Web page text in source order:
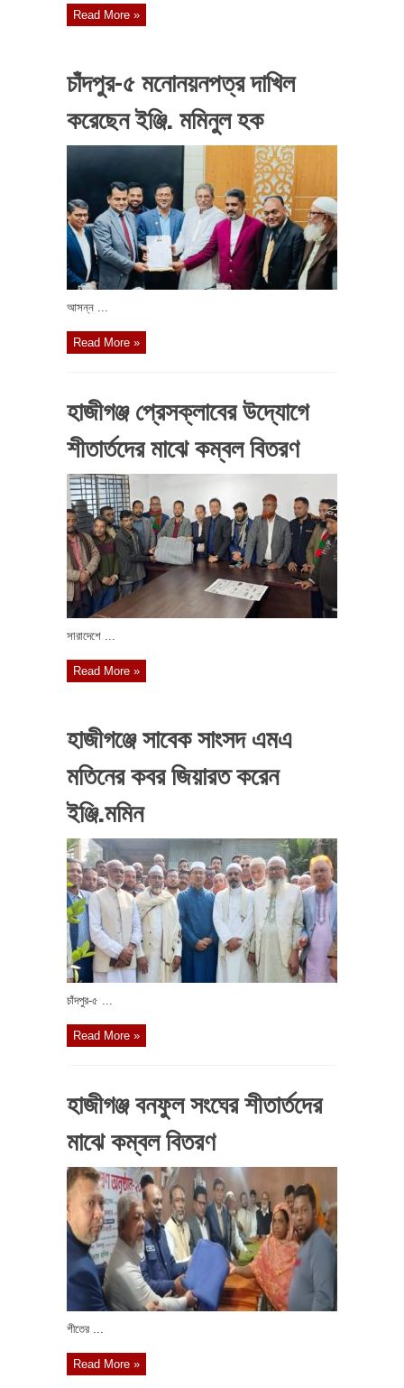
Read More »
চাঁদপুর-৫ মনোনয়নপত্র দাখিল
করেছেন ইঞ্জি. মমিনুল হক
আসন্ন ...
Read More »
হাজীগঞ্জ প্রেসক্লাবের উদ্যোগে
শীতার্তদের মাঝে কম্বল বিতরণ
সারাদেশে ...
Read More »
হাজীগঞ্জে সাবেক সাংসদ এমএ
মতিনের কবর জিয়ারত করেন
ইঞ্জি.মমিন
চাঁদপুর-৫ ...
Read More »
হাজীগঞ্জ বনফুল সংঘের শীতার্তদের
মাঝে কম্বল বিতরণ
শীতের ...
Read More »